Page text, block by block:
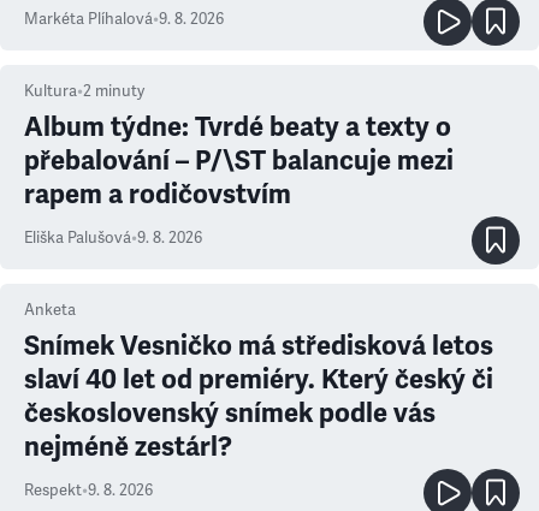
Markéta Plíhalová•9. 8. 2026
Kultura•2 minuty
Album týdne: Tvrdé beaty a texty o
přebalování – P/\ST balancuje mezi
rapem a rodičovstvím
Eliška Palušová•9. 8. 2026
Anketa
Snímek Vesničko má středisková letos
slaví 40 let od premiéry. Který český či
československý snímek podle vás
nejméně zestárl?
Respekt•9. 8. 2026